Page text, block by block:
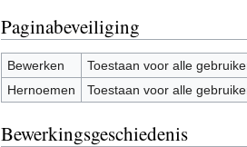
Paginabeveiliging
Bewerken
Toestaan voor alle
Hernoemen
Toestaan voor alle
Bewerkingsgeschiedenis